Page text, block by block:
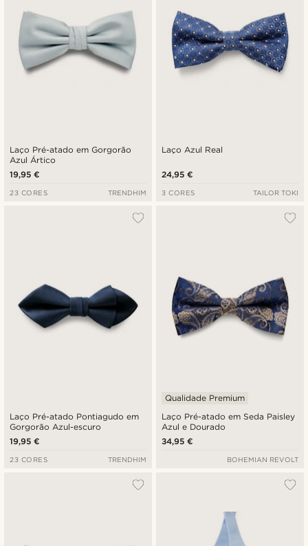
Laço Pré-atado em Gorgorão
Azul Ártico
19,95 €
23 CORES TRENDHIM
Laço Azul Real
24,95 €
3 CORES TAILOR TOKI
Laço Pré-atado Pontiagudo em
Gorgorão Azul-escuro
19,95 €
23 CORES TRENDHIM
Laço Pré-atado em Seda Paisley
Azul e Dourado
Qualidade Premium
34,95 €
BOHEMIAN REVOLT